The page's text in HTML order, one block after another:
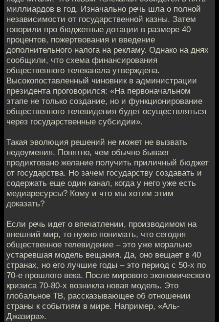
миллиардов в год. Изначально речь шла о полной
независимости от государственной казны. Затем
говорили про бюджетные дотации в размере 40
процентов, пожертвования и введение
дополнительного налога на рекламу. Однако на днях
сообщили, что схема финансирования
общественного телеканала утверждена.
Высокопоставленный чиновник в администрации
президента проговорился: «На первоначальном
этапе не только создание, но и функционирование
общественного телевидения будет осуществляться
через государственные субсидии».
Такая эволюция решений не может не вызвать
недоумения. Понятно, чем обычно бывает
продиктовано желание получить приличный бюджет
от государства. Но зачем государству создавать и
содержать еще один канал, когда у него уже есть
медиаресурсы? Кому и что мы хотим этим
доказать?
Если речь идет о впечатлении, производимом на
внешний мир, то нужно понимать, что сегодня
общественное телевидение – это уже морально
устаревшая модель вещания. Да, оно вещает в 40
странах, но его лучшие годы – это период с 50-х по
70-е прошлого века. После мирового экономического
кризиса 70-80-х возникла новая модель. Это
глобальное ТВ, рассказывающее об отношении
страны к событиям в мире. Например, «Аль-
Джазира».